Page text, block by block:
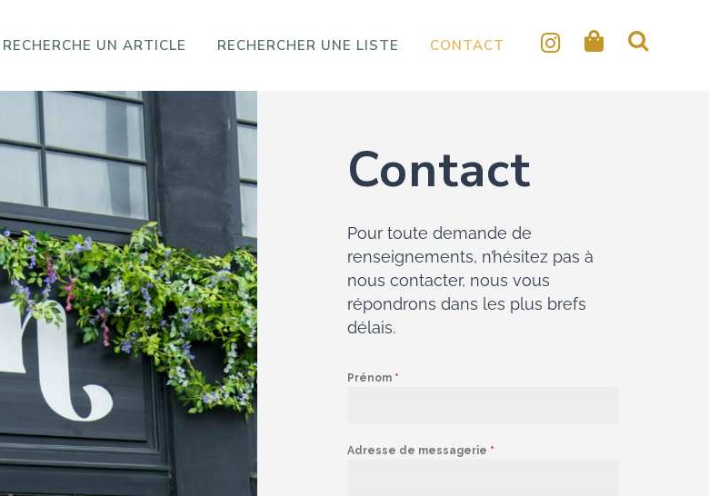
RECHERCHE UN ARTICLE RECHERCHER UNE LISTE CONTACT
Contact
Pour toute demande de
renseignements, n’hésitez pas à
nous contacter, nous vous
répondrons dans les plus brefs
délais.
Prénom *
Adresse de messagerie *